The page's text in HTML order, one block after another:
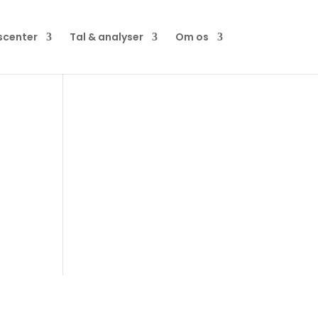
Tal & analyser Om os